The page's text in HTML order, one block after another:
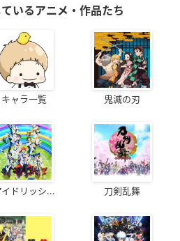
いるアニメ・作品たち
キャラ一覧 鬼滅の刃
イドリッシ... 刀剣乱舞